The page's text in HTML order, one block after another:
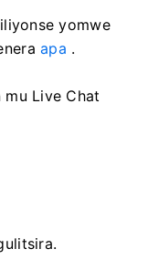
yomwe
apa .
Live Chat